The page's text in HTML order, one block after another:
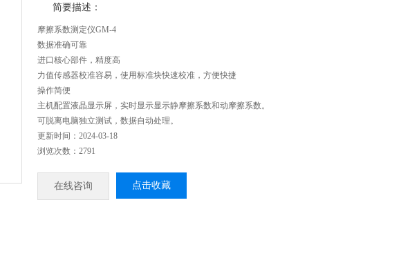
简要描述：
摩擦系数测定仪GM-4
数据准确可靠
进口核心部件，精度高
力值传感器校准容易，使用标准块快速校准，方便快捷
操作简便
主机配置液晶显示屏，实时显示显示静摩擦系数和动摩擦系数。
可脱离电脑独立测试，数据自动处理。
更新时间：2024-03-18
浏览次数：2791
在线咨询 点击收藏